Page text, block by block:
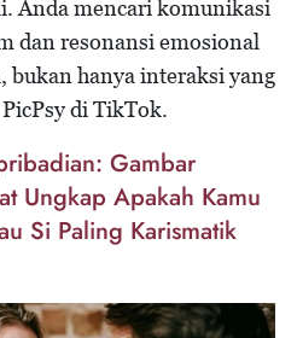
Anda mencari komunikasi
dan resonansi emosional
bukan hanya interaksi yang
di TikTok.
Gambar
Ungkap Apakah Kamu
Si Paling Karismatik